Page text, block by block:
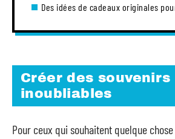
Des idées de cadeaux originales
Créer des souvenirs
inoubliables
Pour ceux qui souhaitent quelque